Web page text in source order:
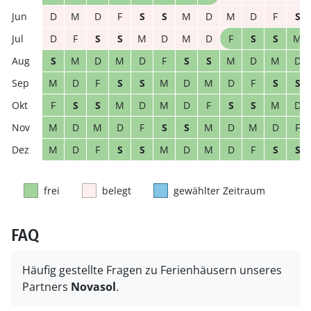
D
M D F S S M D M D F
S
D
F S S M D M D F S S
M
S
M D M D F S S M D M
D
M
D F S S M D M D F S
S
F
S S M D M D F S S M
D
M
D M D F S S M D M D
F
M
D F S S M D M D F S S
frei belegt gewählter Zeitraum
FAQ
Häufig gestellte Fragen zu Ferienhäusern unseres
Partners Novasol.